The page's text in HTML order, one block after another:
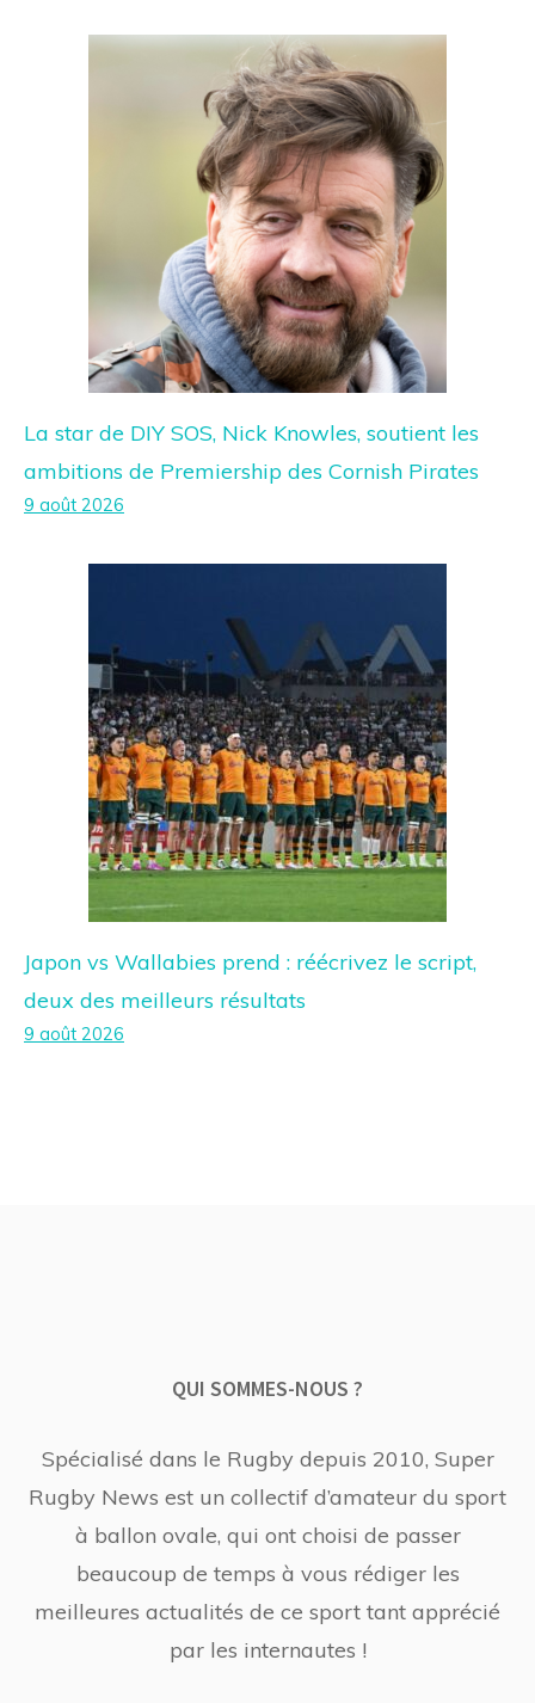
La star de DIY SOS, Nick Knowles, soutient les
ambitions de Premiership des Cornish Pirates
9 août 2026
Japon vs Wallabies prend : réécrivez le script,
deux des meilleurs résultats
9 août 2026
QUI SOMMES-NOUS ?
Spécialisé dans le Rugby depuis 2010, Super
Rugby News est un collectif d’amateur du sport
à ballon ovale, qui ont choisi de passer
beaucoup de temps à vous rédiger les
meilleures actualités de ce sport tant apprécié
par les internautes !